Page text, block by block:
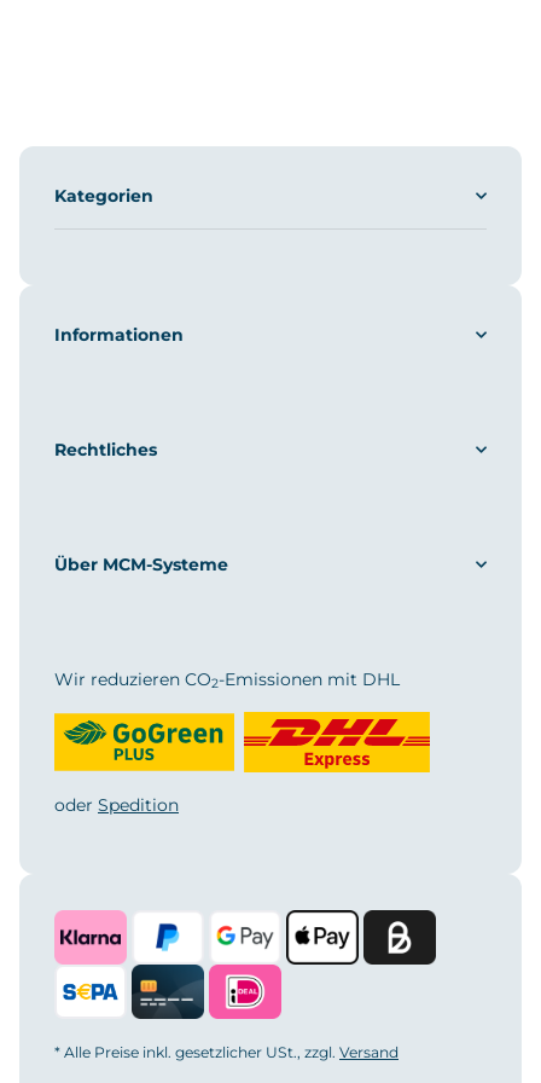
Kategorien
Informationen
Rechtliches
Über MCM-Systeme
Wir reduzieren CO2-Emissionen mit DHL
oder Spedition
* Alle Preise inkl. gesetzlicher USt., zzgl. Versand